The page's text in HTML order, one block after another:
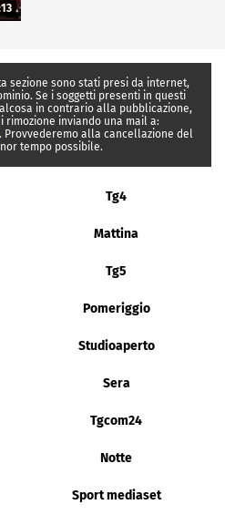
sezione sono stati presi da internet,
Se i soggetti presenti in questi
in contrario alla pubblicazione,
rimozione inviando una mail a:
Provvederemo alla cancellazione del
tempo possibile.
Tg4
Mattina
Tg5
Pomeriggio
Studioaperto
Sera
Tgcom24
Notte
Sport mediaset